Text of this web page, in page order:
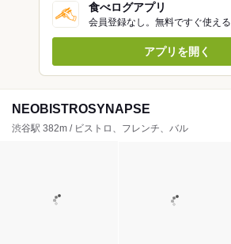
食べログアプリ
会員登録なし。無料ですぐ使える
アプリを開く
NEOBISTROSYNAPSE
渋谷駅 382m / ビストロ、フレンチ、バル